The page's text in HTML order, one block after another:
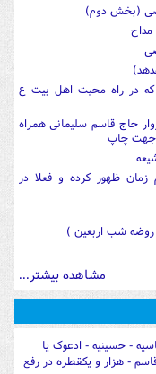
(بخش دوم)
که در راه محبت اهل بیت ع
حاج قاسم سلیمانی همراه
جهت چاپ
زمان ظهور کرده و فعلا در
روضه شب اربعین )
مشاهده بیشتر...
- حسینیه - ادعوک یا
- هزار و یکقطره در رفع